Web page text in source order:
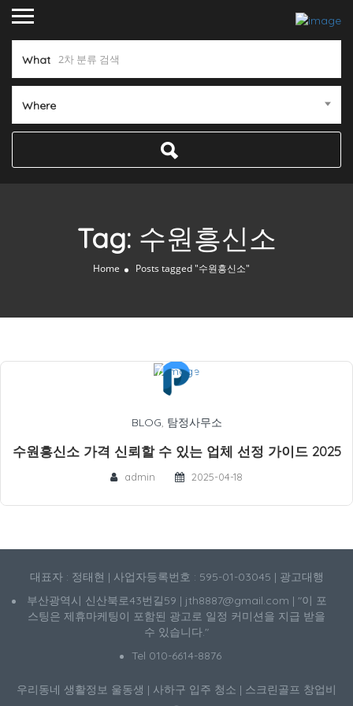
What
Where
Tag: 수원흥신소
Home Posts tagged "수원흥신소"
BLOG, 탐정사무소
수원흥신소 가격 신뢰할 수 있는 업체 선정 가이드 2025
admin 2025-04-18
대표자 : 정태현 | 사업자등록번호 : 595-01-03045 | 광고대행
부산광역시 신산북로43번길59 | jth8887@gmail.com | "이 포
스팅은 제휴마케팅이 포함된 광고로 일정 커미션을 지급 받을
수 있습니다."
Tel 010-6614-8876
우리동네 생활정보 울동생 | 사하구 입주 청소 | 스크린골프 창업비